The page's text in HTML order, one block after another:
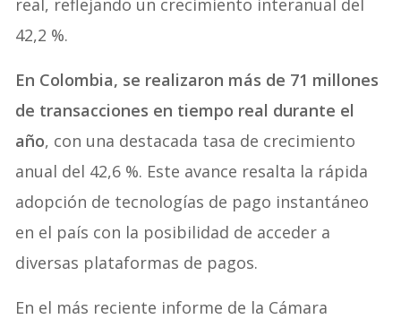
real, reflejando un crecimiento interanual del
42,2 %.
En Colombia, se realizaron más de 71 millones
de transacciones en tiempo real durante el
año, con una destacada tasa de crecimiento
anual del 42,6 %. Este avance resalta la rápida
adopción de tecnologías de pago instantáneo
en el país con la posibilidad de acceder a
diversas plataformas de pagos.
En el más reciente informe de la Cámara